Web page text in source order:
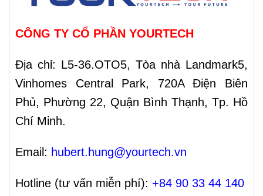
CÔNG TY CỔ PHẦN YOURTECH
Địa chỉ: L5-36.OTO5, Tòa nhà Landmark5,
Vinhomes Central Park, 720A Điện Biên
Phủ, Phường 22, Quận Bình Thạnh, Tp. Hồ
Chí Minh.
Email: hubert.hung@yourtech.vn
Hotline (tư vấn miễn phí): +84 90 33 44 140